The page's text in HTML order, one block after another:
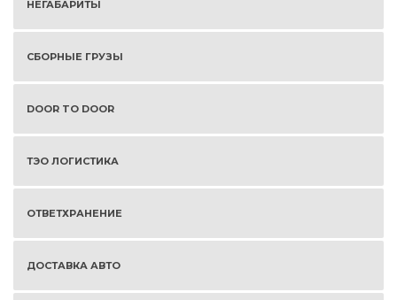
НЕГАБАРИТЫ
СБОРНЫЕ ГРУЗЫ
DOOR TO DOOR
ТЭО ЛОГИСТИКА
ОТВЕТХРАНЕНИЕ
ДОСТАВКА АВТО